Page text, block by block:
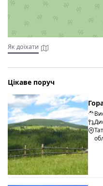
"Вербівський", повернути
дорогою метрів 500,
повернути направо.
Харчування за
готувати на підготовленій
Як доїхати
Цікаве поруч